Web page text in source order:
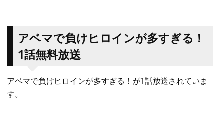
アベマで負けヒロインが多すぎる！
1話無料放送
アベマで負けヒロインが多すぎる！が1話放送されていま
す。